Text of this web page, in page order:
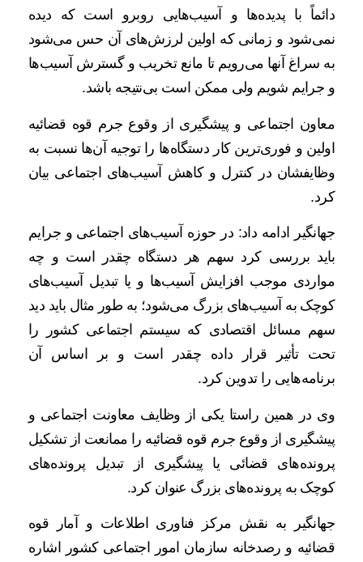
دائماً با پدیده‌ها و آسیب‌هایی روبرو است که دیده
نمی‌شود و زمانی که اولین لرزش‌های آن حس می‌شود
به سراغ آنها می‌رویم تا مانع تخریب و گسترش آسیب‌ها
و جرایم شویم ولی ممکن است بی‌نتیجه باشد.
معاون اجتماعی و پیشگیری از وقوع جرم قوه قضائیه
اولین و فوری‌ترین کار دستگاه‌ها را توجیه آن‌ها نسبت به
وظایفشان در کنترل و کاهش آسیب‌های اجتماعی بیان
کرد.
جهانگیر ادامه داد: در حوزه آسیب‌های اجتماعی و جرایم
باید بررسی کرد سهم هر دستگاه چقدر است و چه
مواردی موجب افزایش آسیب‌ها و یا تبدیل آسیب‌های
کوچک به آسیب‌های بزرگ می‌شود؛ به طور مثال باید دید
سهم مسائل اقتصادی که سیستم اجتماعی کشور را
تحت تأثیر قرار داده چقدر است و بر اساس آن
برنامه‌هایی را تدوین کرد.
وی در همین راستا یکی از وظایف معاونت اجتماعی و
پیشگیری از وقوع جرم قوه قضائیه را ممانعت از تشکیل
پرونده‌های قضائی یا پیشگیری از تبدیل پرونده‌های
کوچک به پرونده‌های بزرگ عنوان کرد.
جهانگیر به نقش مرکز فناوری اطلاعات و آمار قوه
قضائیه و رصدخانه سازمان امور اجتماعی کشور اشاره